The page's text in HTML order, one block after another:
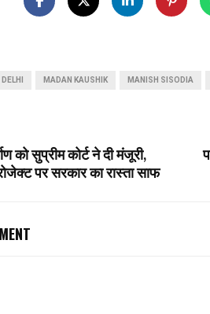
DELHI MADAN KAUSHIK MANISH SISODIA
को सुप्रीम कोर्ट ने दी मंजूरी,
पर सरकार का रास्ता साफ